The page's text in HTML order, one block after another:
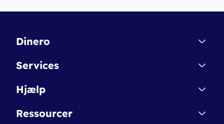
Dinero
Kontakt
Betingelser & Sikkerhed
Nye funktioner
Services
Dinero Starter
Dinero Pro
Hjælp
Regnskabsordbogen
Ressourcer